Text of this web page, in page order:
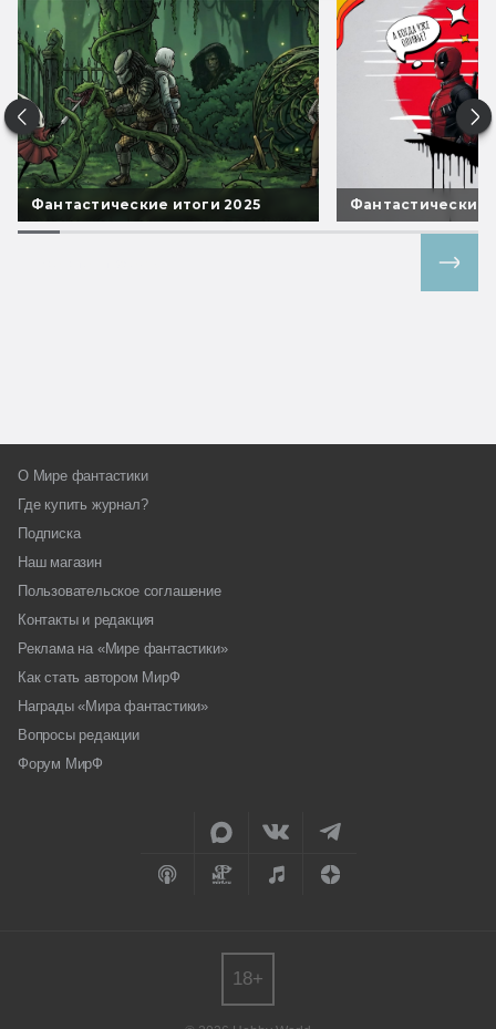
Фантастические итоги 2025 Фантастические
О Мире фантастики
Где купить журнал?
Подписка
Наш магазин
Пользовательское соглашение
Контакты и редакция
Реклама на «Мире фантастики»
Как стать автором МирФ
Награды «Мира фантастики»
Вопросы редакции
Форум МирФ
18+